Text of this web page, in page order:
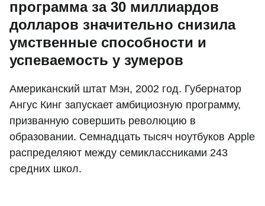
программа за 30 миллиардов
долларов значительно снизила
умственные способности и
успеваемость у зумеров
Американский штат Мэн, 2002 год. Губернатор
Ангус Кинг запускает амбициозную программу,
призванную совершить революцию в
образовании. Семнадцать тысяч ноутбуков Apple
распределяют между семиклассниками 243
средних школ.